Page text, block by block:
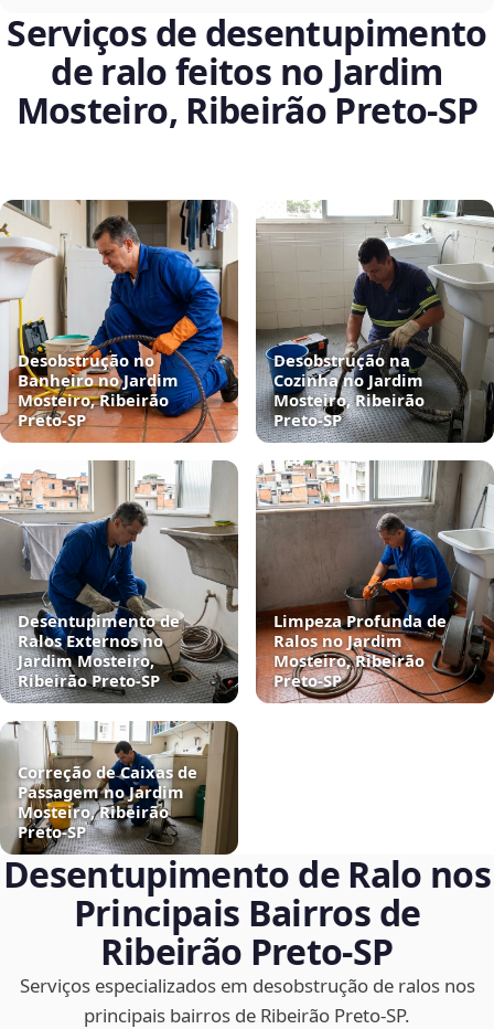
Serviços de desentupimento
de ralo feitos no Jardim
Mosteiro, Ribeirão Preto‑SP
Desobstrução no
Banheiro no Jardim
Mosteiro, Ribeirão
Preto‑SP
Desobstrução na
Cozinha no Jardim
Mosteiro, Ribeirão
Preto‑SP
Desentupimento de
Ralos Externos no
Jardim Mosteiro,
Ribeirão Preto‑SP
Limpeza Profunda de
Ralos no Jardim
Mosteiro, Ribeirão
Preto‑SP
Correção de Caixas de
Passagem no Jardim
Mosteiro, Ribeirão
Preto‑SP
Desentupimento de Ralo nos
Principais Bairros de
Ribeirão Preto‑SP
Serviços especializados em desobstrução de ralos nos
principais bairros de Ribeirão Preto‑SP.